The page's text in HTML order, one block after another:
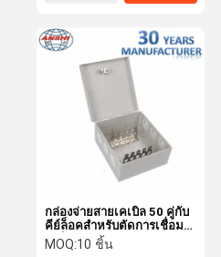
กล่องจ่ายสายเคเบิล 50 คู่กับ
คีย์ล็อคสำหรับตัดการเชื่อม
ต่อโมดูล LSA 2/10
MOQ:10 ชิ้น